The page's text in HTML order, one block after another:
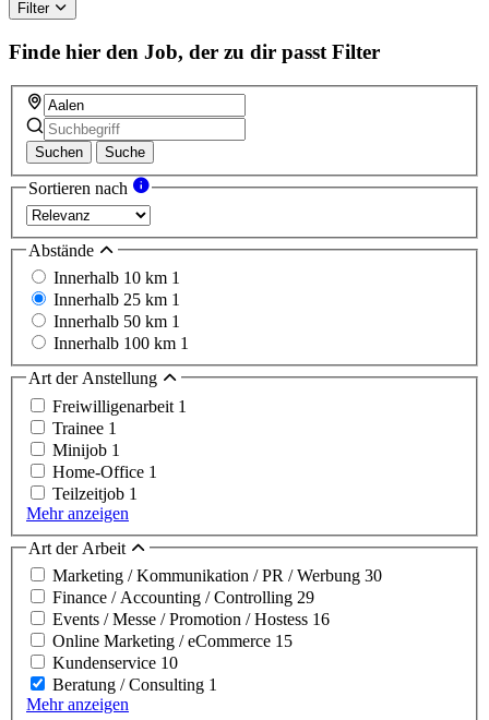
Filter
Finde hier den Job, der zu dir passt Filter
Suchen Suche
Sortieren nach
Abstände
Innerhalb 10 km 1
Innerhalb 25 km 1
Innerhalb 50 km 1
Innerhalb 100 km 1
Art der Anstellung
Freiwilligenarbeit 1
Trainee 1
Minijob 1
Home-Office 1
Teilzeitjob 1
Mehr anzeigen
Art der Arbeit
Marketing / Kommunikation / PR / Werbung 30
Finance / Accounting / Controlling 29
Events / Messe / Promotion / Hostess 16
Online Marketing / eCommerce 15
Kundenservice 10
Beratung / Consulting 1
Mehr anzeigen